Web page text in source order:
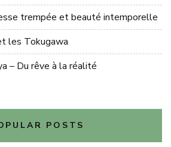
trempée et beauté intemporelle
les Tokugawa
– Du rêve à la réalité
POSTS